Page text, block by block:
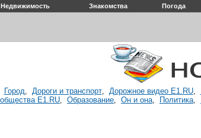
Недвижимость Знакомства Погода
Город, Дороги и транспорт, Дорожное видео E1.RU,
E1.RU, Образование, Он и она, Политика,